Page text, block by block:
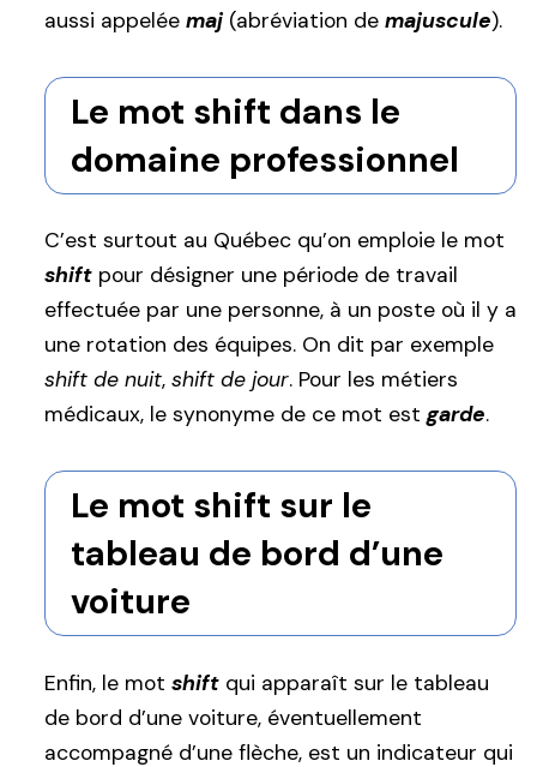
aussi appelée maj (abréviation de majuscule).
Le mot shift dans le
domaine professionnel
C’est surtout au Québec qu’on emploie le mot
shift pour désigner une période de travail
effectuée par une personne, à un poste où il y a
une rotation des équipes. On dit par exemple
shift de nuit, shift de jour. Pour les métiers
médicaux, le synonyme de ce mot est garde.
Le mot shift sur le
tableau de bord d’une
voiture
Enfin, le mot shift qui apparaît sur le tableau
de bord d’une voiture, éventuellement
accompagné d’une flèche, est un indicateur qui